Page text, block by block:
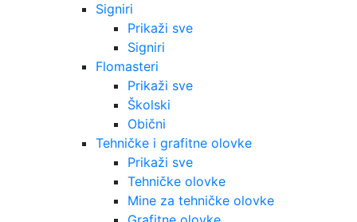
Signiri
Prikaži sve
Signiri
Flomasteri
Prikaži sve
Školski
Obični
Tehničke i grafitne olovke
Prikaži sve
Tehničke olovke
Mine za tehničke olovke